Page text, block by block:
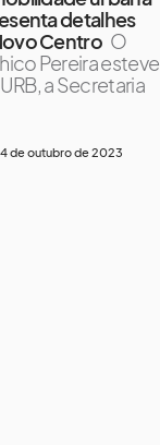
detalhes
Centro O
Pereira esteve
a Secretaria
4 de outubro de 2023